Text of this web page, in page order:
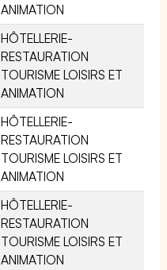
ANIMATION
HÔTELLERIE-
RESTAURATION
TOURISME LOISIRS ET
ANIMATION
HÔTELLERIE-
RESTAURATION
TOURISME LOISIRS ET
ANIMATION
HÔTELLERIE-
RESTAURATION
TOURISME LOISIRS ET
ANIMATION